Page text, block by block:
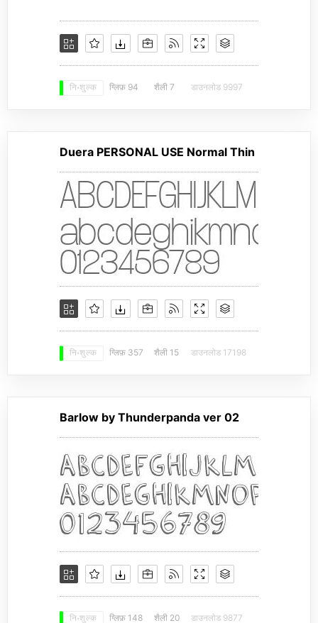
नि: शुल्क ग्लिफ़ 94 शैली 7 डाउनलोड 9997
Duera PERSONAL USE Normal Thin
नि: शुल्क ग्लिफ़ 357 शैली 15 डाउनलोड 17198
Barlow by Thunderpanda ver 02
नि: शुल्क ग्लिफ़ 148 शैली 20 डाउनलोड 9877